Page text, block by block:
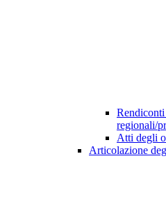
regionali/
Atti degli
Articolazione